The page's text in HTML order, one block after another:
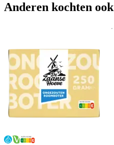
Anderen kochten ook